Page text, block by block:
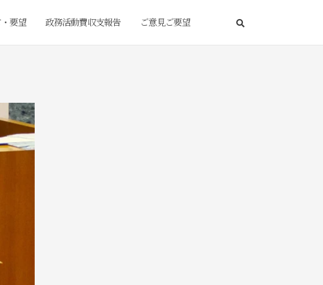
要望 政務活動費収支報告 ご意見ご要望